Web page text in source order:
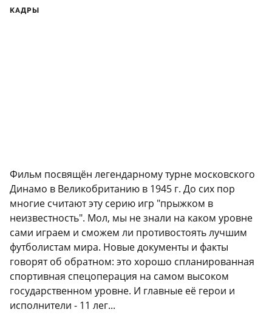
КАДРЫ
Фильм посвящён легендарному турне московского
Динамо в Великобританию в 1945 г. До сих пор
многие считают эту серию игр "прыжком в
неизвестность". Мол, мы не знали на каком уровне
сами играем и сможем ли противостоять лучшим
футболистам мира. Новые документы и факты
говорят об обратном: это хорошо спланированная
спортивная спецоперация на самом высоком
государственном уровне. И главные её герои и
исполнители - 11 лег...